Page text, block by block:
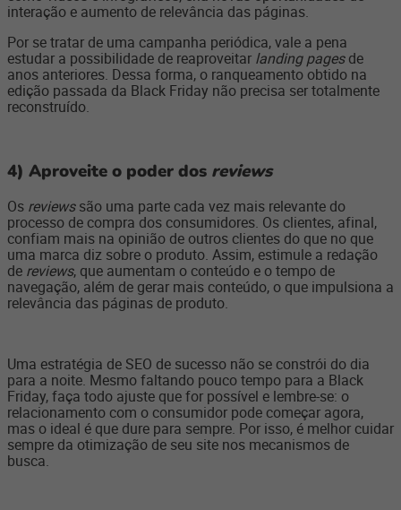
interação e aumento de relevância das páginas.
Por se tratar de uma campanha periódica, vale a pena
estudar a possibilidade de reaproveitar landing pagesde
anos anteriores. Dessa forma, o ranqueamento obtido na
edição passada da Black Friday não precisa ser totalmente
reconstruído.
4) Aproveite o poder dos reviews
Os reviewssão uma parte cada vez mais relevante do
processo de compra dos consumidores. Os clientes, afinal,
confiam mais na opinião de outros clientes do que no que
uma marca diz sobre o produto. Assim, estimule a redação
de reviews, que aumentam o conteúdo e o tempo de
navegação, além de gerar mais conteúdo, o que impulsiona a
relevância das páginas de produto.
Uma estratégia de SEO de sucesso não se constrói do dia
para a noite. Mesmo faltando pouco tempo para a Black
Friday, faça todo ajuste que for possível e lembre-se: o
relacionamento com o consumidor pode começar agora,
mas o ideal é que dure para sempre. Por isso, é melhor cuidar
sempre da otimização de seu site nos mecanismos de
busca.